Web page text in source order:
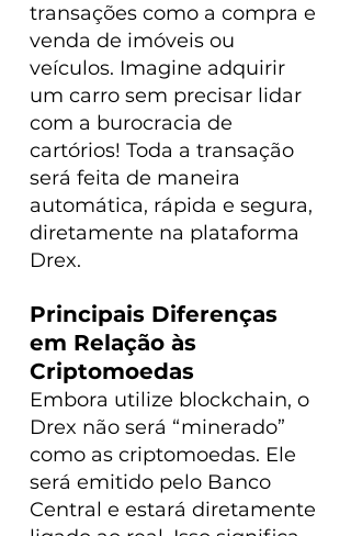
transações como a compra e
venda de imóveis ou
veículos. Imagine adquirir
um carro sem precisar lidar
com a burocracia de
cartórios! Toda a transação
será feita de maneira
automática, rápida e segura,
diretamente na plataforma
Drex.
Principais Diferenças
em Relação às
Criptomoedas
Embora utilize blockchain, o
Drex não será “minerado”
como as criptomoedas. Ele
será emitido pelo Banco
Central e estará diretamente